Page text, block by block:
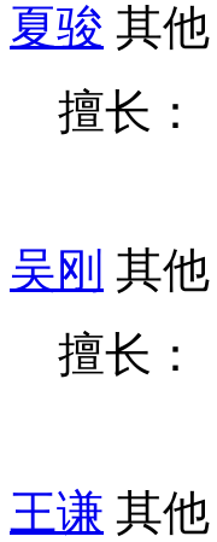
夏骏 其他
擅长：
吴刚 其他
擅长：
王谦 其他